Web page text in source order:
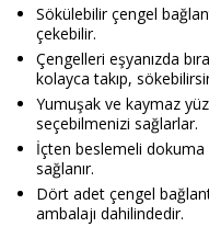
Sökülebilir çengel
çekebilir.
Çengelleri eşyanızda
kolayca takıp,
Yumuşak ve kaymaz
seçebilmenizi sağlarlar.
İçten beslemeli
sağlanır.
Dört adet çengel
ambalajı dahilindedir.